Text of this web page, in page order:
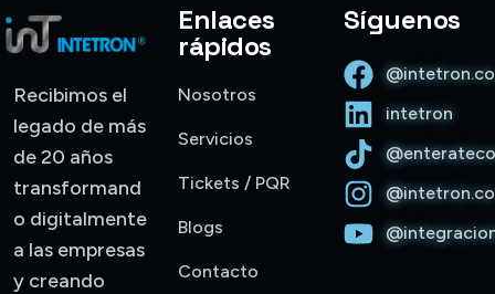
Recibimos el
legado de más
de 20 años
transformand
o digitalmente
a las empresas
y creando
Enlaces
rápidos
Nosotros
Servicios
Tickets / PQR
Blogs
Contacto
Síguenos
@intetron.co
intetron
@intetron.co
Trinity • Intetron 1.1.33
Hola, soy Trinity. Gracias por escribirnos. ¿Con quién
tengo el gusto de conversar?